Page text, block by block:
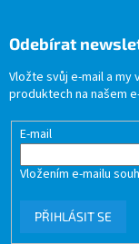
Odebírat
Vložte svůj e-mail a
produktech na našem
E-mail
Vložením e-mailu
PŘIHLÁSIT SE